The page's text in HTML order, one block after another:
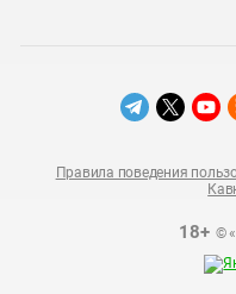
18+©
Правила поведения